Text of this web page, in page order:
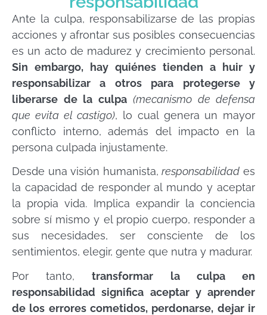
Ante la culpa, responsabilizarse de las propias
acciones y afrontar sus posibles consecuencias
es un acto de madurez y crecimiento personal.
Sin embargo, hay quiénes tienden a huir y
responsabilizar a otros para protegerse y
liberarse de la culpa (mecanismo de defensa
que evita el castigo), lo cual genera un mayor
conflicto interno, además del impacto en la
persona culpada injustamente.
Desde una visión humanista,responsabilidad es
la capacidad de responder al mundo y aceptar
la propia vida. Implica expandir la conciencia
sobre sí mismo y el propio cuerpo, responder a
sus necesidades, ser consciente de los
sentimientos, elegir, gente que nutra y madurar.
Por tanto,transformar la culpa en
responsabilidad significa aceptar y aprender
de los errores cometidos, perdonarse, dejar ir